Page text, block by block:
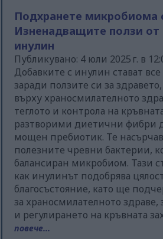
Подхранете микробиома
Изненадващите ползи от
инулин
Публикувано: 4 юли 2025 г. в
Добавките с инулин стават
заради ползите си за
върху храносмилателното
теглото и контрола на
разтворими диетични фибри
мощен пребиотик. Те
полезните чревни бактерии,
балансиран микробиом. Тази
как инулинът подобрява
благосъстояние, като ще
за храносмилателното здраве,
и регулирането на кръвната
повече...